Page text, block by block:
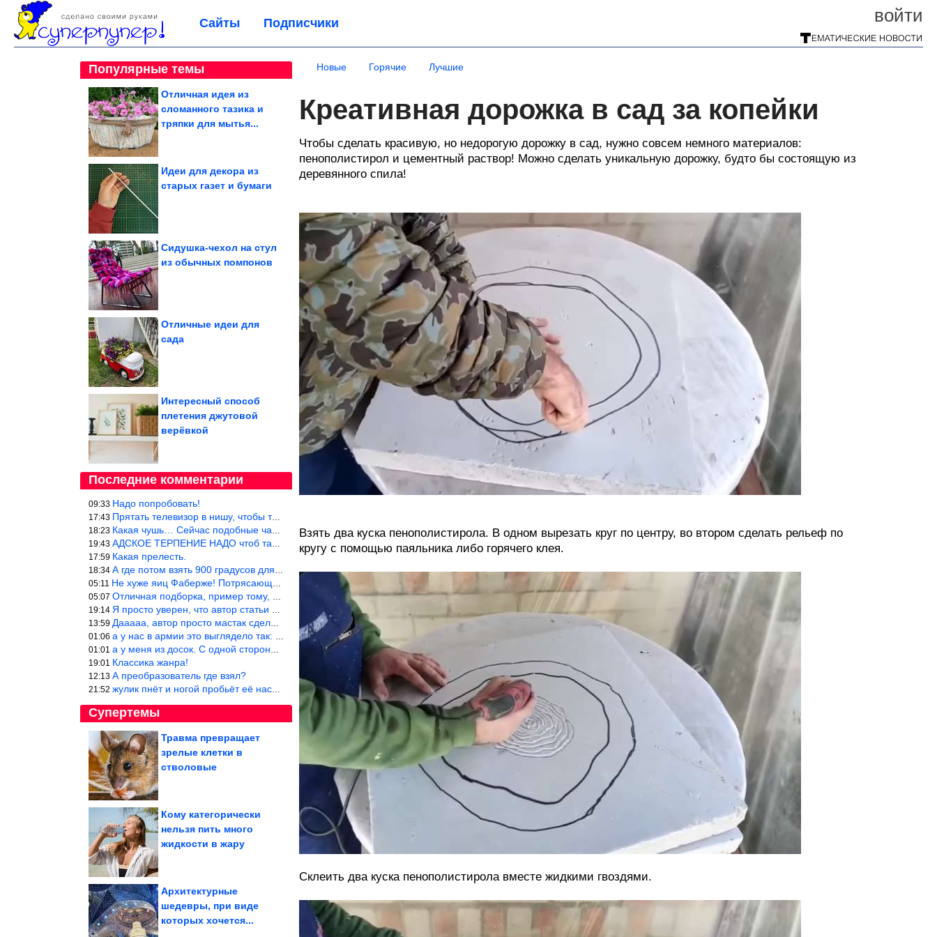
войти
Сайты Подписчики
Популярные темы
Отличная идея из
сломанного тазика и
тряпки для мытья...
Идеи для декора из
старых газет и бумаги
Сидушка-чехол на стул
из обычных помпонов
Отличные идеи для
сада
Интересный способ
плетения джутовой
верёвкой
Последние комментарии
09:33 Надо попробовать!
17:43 Прятать телевизор в нишу, чтобы тепло от ТВ не отводилось и теле
18:23 Какая чушь… Сейчас подобные часы в магазине стоят меньше 10 долл
19:43 АДСКОЕ ТЕРПЕНИЕ НАДО чтоб такое вышить
17:59 Какая прелесть.
18:34 А где потом взять 900 градусов для обжига?
05:11 Не хуже яиц Фаберже! Потрясающе!!! Молодчина....!!!
05:07 Отличная подборка, пример тому, чем можно и сейчас заниматься…
19:14 Я просто уверен, что автор статьи никогда не будет использовать
13:59 Дааааа, автор просто мастак сделать интригу на ровном месте! А н
01:06 а у нас в армии это выглядело так: снизу полозья из сваренные тр
01:01 а у меня из досок. С одной стороны сарай, а другая половина — ду
19:01 Классика жанра!
12:13 А преобразователь где взял?
21:52 жулик пнёт и ногой пробьёт её насквозь. Но даже если и никогда н
Супертемы
Ржал до слез
Травма превращает
зрелые клетки в
стволовые
Кому категорически
нельзя пить много
жидкости в жару
Архитектурные
шедевры, при виде
которых хочется...
Новые Горячие Лучшие
Креативная дорожка в сад за копейки
Чтобы сделать красивую, но недорогую дорожку в сад, нужно совсем немного материалов:
пенополистирол и цементный раствор! Можно сделать уникальную дорожку, будто бы состоящую из
деревянного спила!
Взять два куска пенополистирола. В одном вырезать круг по центру, во втором сделать рельеф по
кругу с помощью паяльника либо горячего клея.
Склеить два куска пенополистирола вместе жидкими гвоздями.